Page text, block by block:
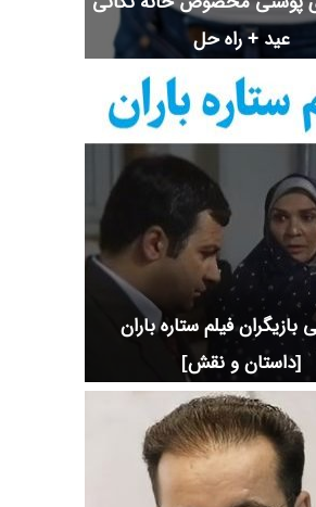
عید + راه حل
بازیگران فیلم ستاره باران
[داستان و نقش]